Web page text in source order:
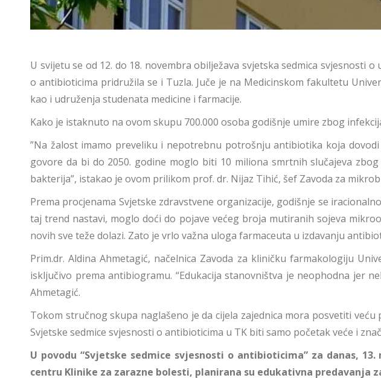
U svijetu se od 12. do 18. novembra obilježava svjetska sedmica
o antibioticima pridružila se i Tuzla. Juče je na Medicinskom fakultetu
kao i udruženja studenata medicine i farmacije.
Kako je istaknuto na ovom skupu 700.000 osoba godišnje umire zbog
”Na žalost imamo preveliku i nepotrebnu potrošnju antibiotika koja
govore da bi do 2050. godine moglo biti 10 miliona smrtnih slučajeva
bakterija”, istakao je ovom prilikom prof. dr. Nijaz Tihić, šef Zavoda za
Prema procjenama Svjetske zdravstvene organizacije, godišnje se
taj trend nastavi, moglo doći do pojave većeg broja mutiranih sojeva
novih sve teže dolazi. Zato je vrlo važna uloga farmaceuta u izdavanju
Prim.dr. Aldina Ahmetagić, načelnica Zavoda za kliničku farmakologiju
isključivo prema antibiogramu. “Edukacija stanovništva je neophodna jer
Ahmetagić.
Tokom stručnog skupa naglašeno je da cijela zajednica mora posvetiti
Svjetske sedmice svjesnosti o antibioticima u TK biti samo početak veće i
U povodu “Svjetske sedmice svjesnosti o antibioticima” za danas,
centru Klinike za zarazne bolesti, planirana su edukativna predavanja